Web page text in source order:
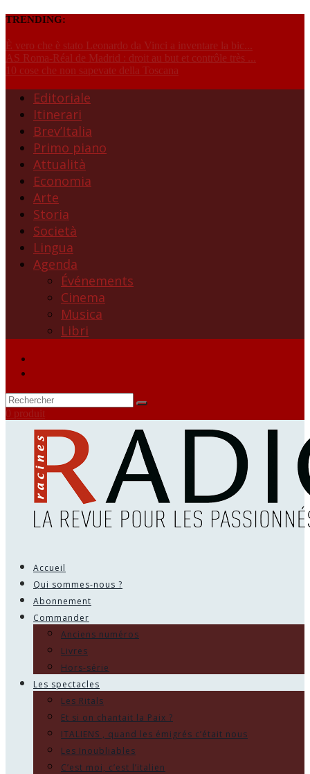
TRENDING:
È vero che è stato Leonardo da Vinci a inventare la bic...
AS Roma-Réal de Madrid : droit au but et contrôle très ...
10 cose che non sapevate della Toscana
Editoriale
Itinerari
Brev’Italia
Primo piano
Attualità
Economia
Arte
Storia
Società
Lingua
Agenda
Événements
Cinema
Musica
Libri
0 produit
Accueil
Qui sommes-nous ?
Abonnement
Commander
Anciens numéros
Livres
Hors-série
Les spectacles
Les Ritals
Et si on chantait la Paix ?
ITALIENS , quand les émigrés c’était nous
Les Inoubliables
C’est moi, c’est l’italien